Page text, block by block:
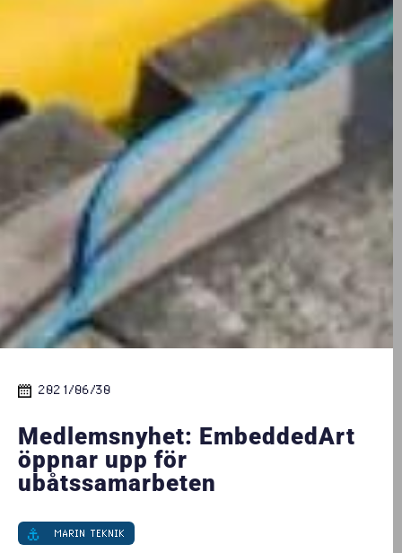
2021/06/30
Medlemsnyhet: EmbeddedArt
öppnar upp för
ubåtssamarbeten
MARIN TEKNIK